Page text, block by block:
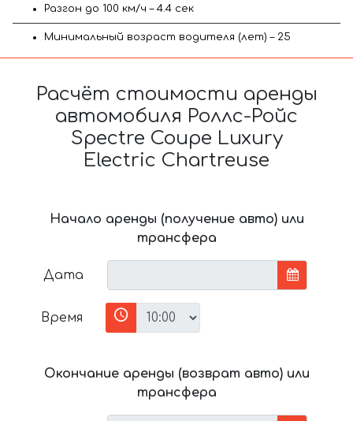
Разгон до 100 км/ч – 4.4 сек
Минимальный возраст водителя (лет) – 25
Расчёт стоимости аренды
автомобиля Роллс-Ройс
Spectre Coupe Luxury
Electric Chartreuse
Начало аренды (получение авто) или
трансфера
Дата
Время
Окончание аренды (возврат авто) или
трансфера